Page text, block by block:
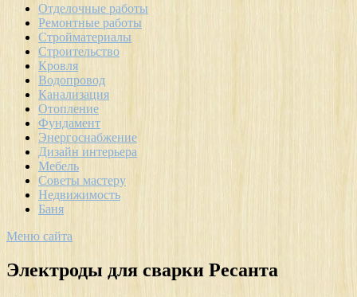
Отделочные работы
Ремонтные работы
Стройматериалы
Строительство
Кровля
Водопровод
Канализация
Отопление
Фундамент
Энергоснабжение
Дизайн интерьера
Мебель
Советы мастеру
Недвижимость
Баня
Меню сайта
Электроды для сварки Ресанта